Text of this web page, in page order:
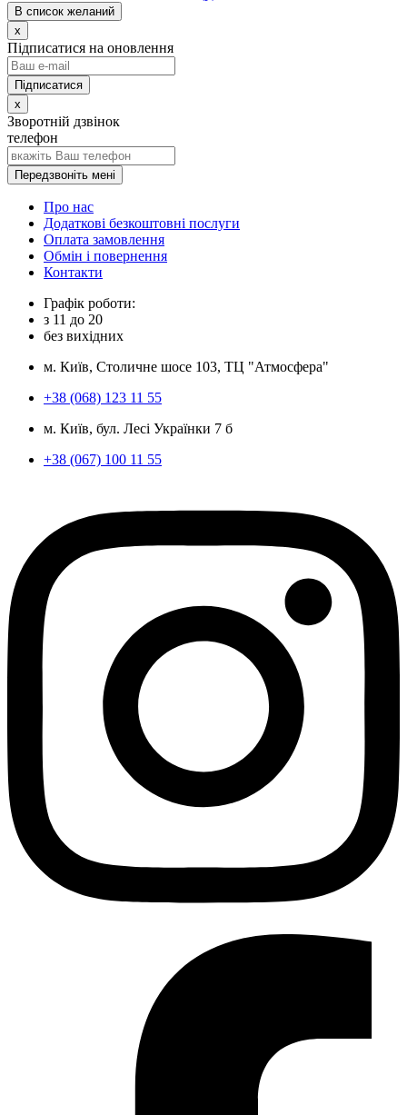
В список желаний
x
Підписатися на оновлення
x
Зворотній дзвінок
телефон
Передзвоніть мені
Про нас
Додаткові безкоштовні послуги
Оплата замовлення
Обмін і повернення
Контакти
Графік роботи:
з 11 до 20
без вихідних
м. Київ, Столичне шосе 103, ТЦ "Атмосфера"
+38 (068) 123 11 55
м. Київ, бул. Лесі Українки 7 б
+38 (067) 100 11 55